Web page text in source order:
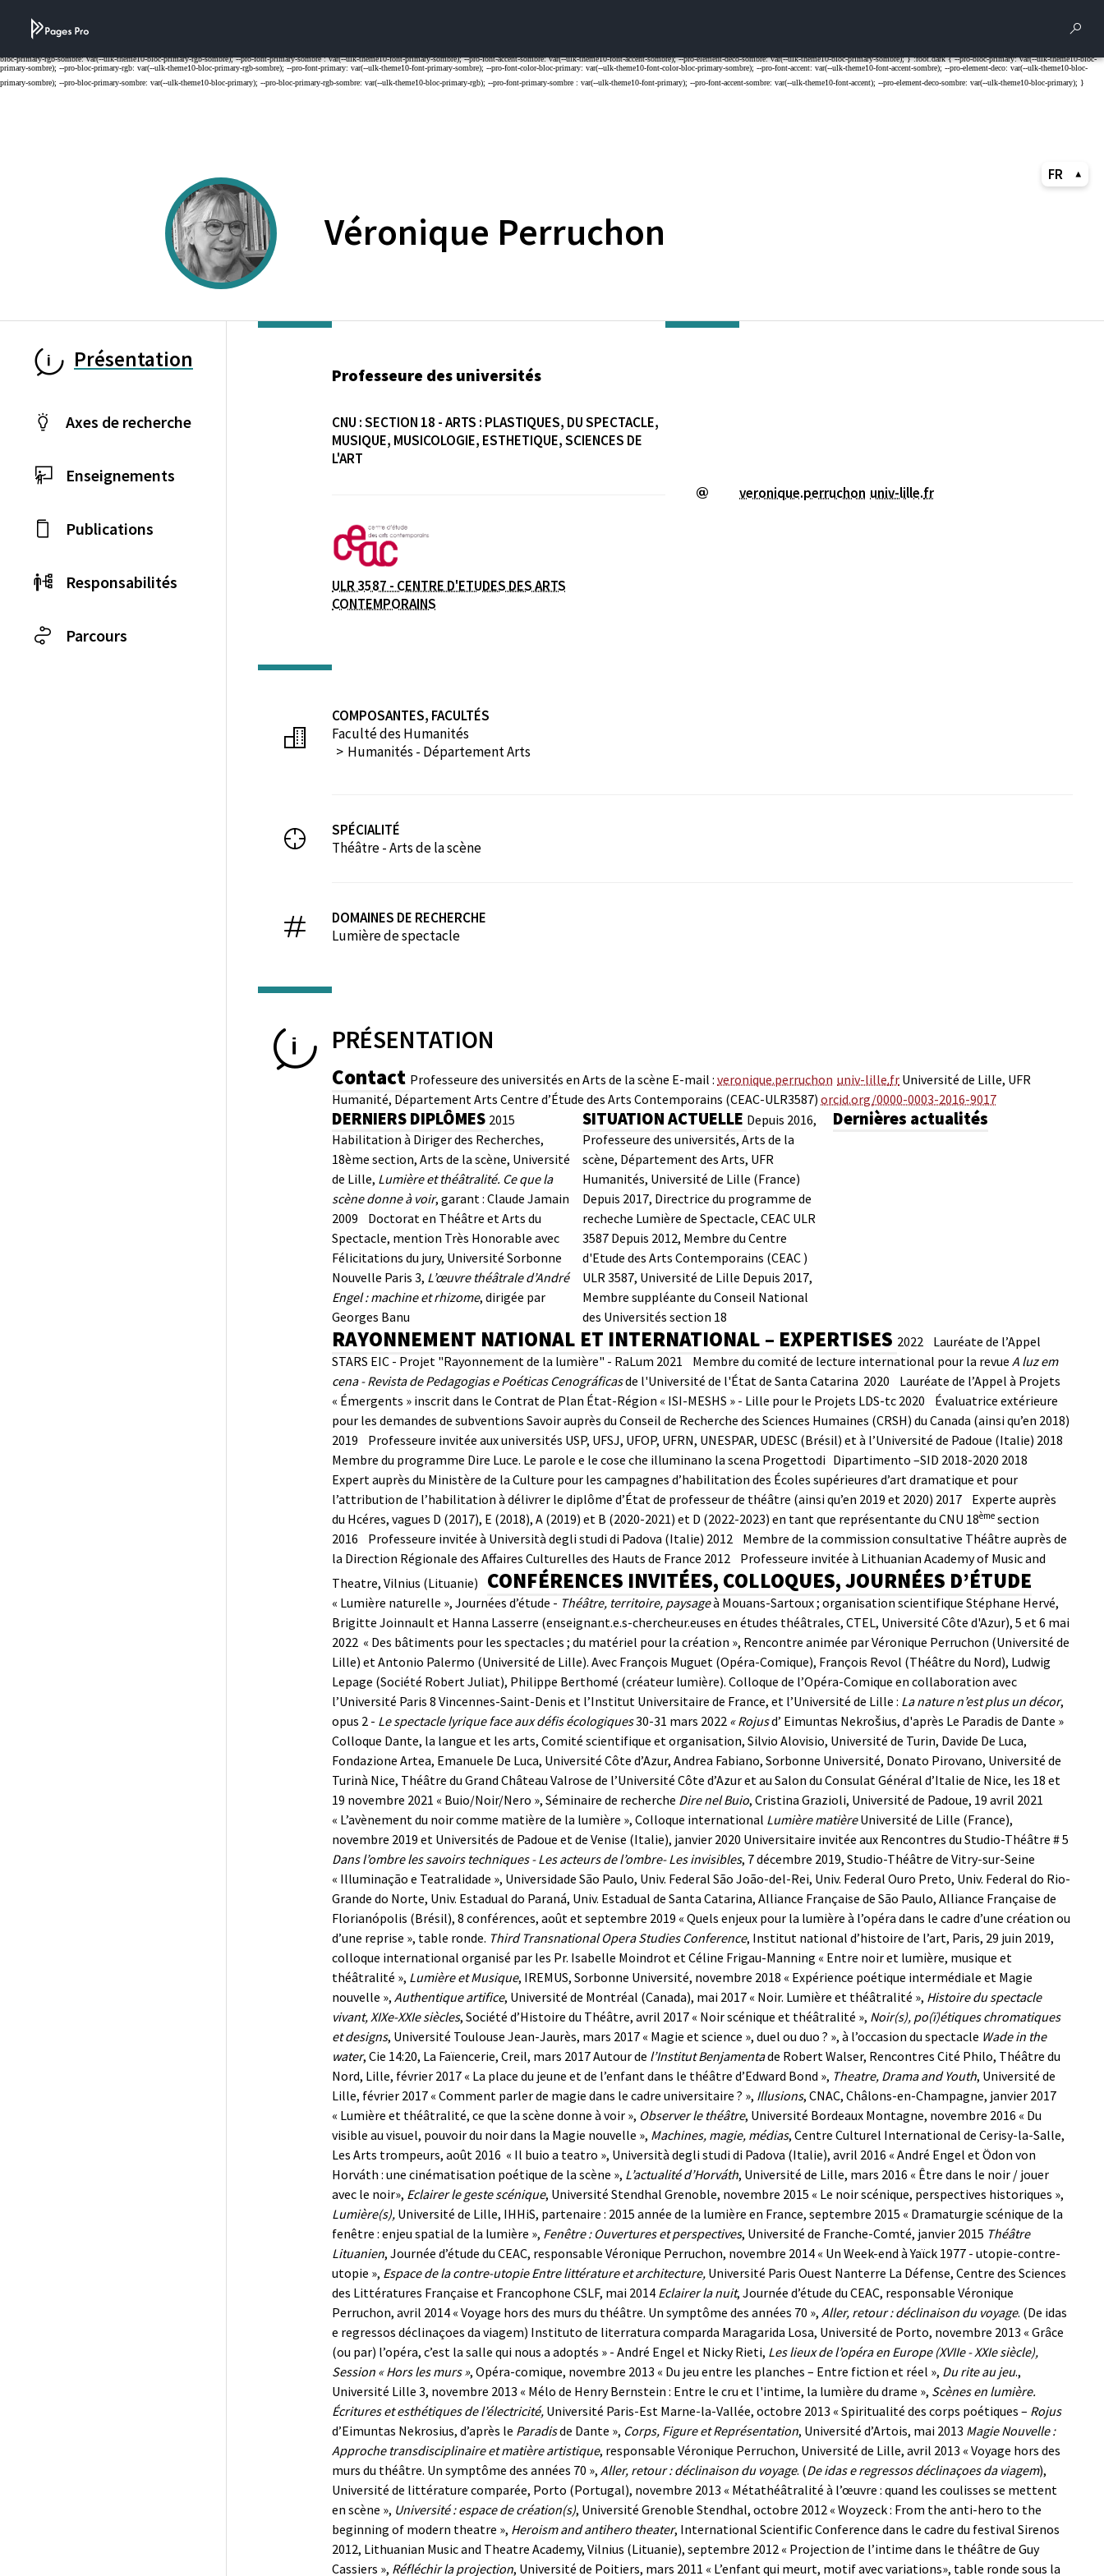
Véronique Perruchon
Professeure des universités
CNU :SECTION 18 - ARTS : PLASTIQUES, DU SPECTACLE,
MUSIQUE, MUSICOLOGIE, ESTHETIQUE, SCIENCES DE
L'ART
ULR 3587 - CENTRE D'ETUDES DES ARTS
CONTEMPORAINS
veronique.perruchon univ-lille.fr
COMPOSANTES, FACULTÉS
Faculté des Humanités
Humanités - Département Arts
SPÉCIALITÉ
Théâtre - Arts de la scène
DOMAINES DE RECHERCHE
Lumière de spectacle
FR
Présentation
Axes de recherche
Enseignements
Publications
Responsabilités
Parcours
PRÉSENTATION
Contact Professeure des universités en Arts de la scène E-mail : veronique.perruchon univ-lille.fr Université de Lille, UFR
Humanité, Département Arts Centre d’Étude des Arts Contemporains (CEAC-ULR3587) orcid.org/0000-0003-2016-9017
DERNIERS DIPLÔMES 2015
Habilitation à Diriger des Recherches,
18ème section, Arts de la scène, Université
de Lille, Lumière et théâtralité. Ce que la
scène donne à voir, garant : Claude Jamain
2009 Doctorat en Théâtre et Arts du
Spectacle, mention Très Honorable avec
Félicitations du jury, Université Sorbonne
Nouvelle Paris 3, L’œuvre théâtrale d’André
Engel : machine et rhizome, dirigée par
Georges Banu
SITUATION ACTUELLE Depuis 2016,
Professeure des universités, Arts de la
scène, Département des Arts, UFR
Humanités, Université de Lille (France)
Depuis 2017, Directrice du programme de
recheche Lumière de Spectacle, CEAC ULR
3587 Depuis 2012, Membre du Centre
d'Etude des Arts Contemporains (CEAC )
ULR 3587, Université de Lille Depuis 2017,
Membre suppléante du Conseil National
des Universités section 18
Dernières actualités
RAYONNEMENT NATIONAL ET INTERNATIONAL – EXPERTISES 2022 Lauréate de l’Appel
STARS EIC - Projet "Rayonnement de la lumière" - RaLum 2021 Membre du comité de lecture international pour la revue A luz em
cena - Revista de Pedagogias e Poéticas Cenográficasde l'Université de l'État de Santa Catarina 2020 Lauréate de l’Appel à Projets
« Émergents » inscrit dans le Contrat de Plan État-Région « ISI-MESHS » - Lille pour le Projets LDS-tc 2020 Évaluatrice extérieure
pour les demandes de subventions Savoir auprès du Conseil de Recherche des Sciences Humaines (CRSH) du Canada (ainsi qu’en 2018)
2019 Professeure invitée aux universités USP, UFSJ, UFOP, UFRN, UNESPAR, UDESC (Brésil) et à l’Université de Padoue (Italie) 2018
Membre du programme Dire Luce. Le parole e le cose che illuminano la scena Progettodi Dipartimento –SID 2018-2020 2018
Expert auprès du Ministère de la Culture pour les campagnes d’habilitation des Écoles supérieures d’art dramatique et pour
l’attribution de l’habilitation à délivrer le diplôme d’État de professeur de théâtre (ainsi qu’en 2019 et 2020) 2017 Experte auprès
du Hcéres, vagues D (2017), E (2018), A (2019) et B (2020-2021) et D (2022-2023) en tant que représentante du CNU 18ème section
2016 Professeure invitée à Università degli studi di Padova (Italie) 2012 Membre de la commission consultative Théâtre auprès de
la Direction Régionale des Affaires Culturelles des Hauts de France 2012 Professeure invitée à Lithuanian Academy of Music and
Theatre, Vilnius (Lituanie)
CONFÉRENCES INVITÉES, COLLOQUES, JOURNÉES D’ÉTUDE
« Lumière naturelle », Journées d’étude - Théatre, territoire, paysageà Mouans-Sartoux ; organisation scientifique Stéphane Hervé,
Brigitte Joinnault et Hanna Lasserre (enseignant.e.s-chercheur.euses en études théâtrales, CTEL, Université Côte d'Azur), 5 et 6 mai
2022 « Des bâtiments pour les spectacles ; du matériel pour la création », Rencontre animée par Véronique Perruchon (Université de
Lille) et Antonio Palermo (Université de Lille). Avec François Muguet (Opéra-Comique), François Revol (Théâtre du Nord), Ludwig
Lepage (Société Robert Juliat), Philippe Berthomé (créateur lumière). Colloque de l’Opéra-Comique en collaboration avec
l’Université Paris 8 Vincennes-Saint-Denis et l’Institut Universitaire de France, et l’Université de Lille : La nature n’est plus un décor,
opus 2 - Le spectacle lyrique face aux défis écologiques30-31 mars 2022 « Rojusd’ Eimuntas Nekrošius, d'après Le Paradis de Dante »
Colloque Dante, la langue et les arts, Comité scientifique et organisation, Silvio Alovisio, Université de Turin, Davide De Luca,
Fondazione Artea, Emanuele De Luca, Université Côte d’Azur, Andrea Fabiano, Sorbonne Université, Donato Pirovano, Université de
Turinà Nice, Théâtre du Grand Château Valrose de l’Université Côte d’Azur et au Salon du Consulat Général d’Italie de Nice, les 18 et
19 novembre 2021 « Buio/Noir/Nero », Séminaire de recherche Dire nel Buio, Cristina Grazioli, Université de Padoue, 19 avril 2021
« L’avènement du noir comme matière de la lumière », Colloque international Lumière matièreUniversité de Lille (France),
novembre 2019 et Universités de Padoue et de Venise (Italie), janvier 2020 Universitaire invitée aux Rencontres du Studio-Théâtre # 5
Dans l’ombre les savoirs techniques - Les acteurs de l’ombre- Les invisibles, 7 décembre 2019, Studio-Théâtre de Vitry-sur-Seine
« Illuminação e Teatralidade », Universidade São Paulo, Univ. Federal São João-del-Rei, Univ. Federal Ouro Preto, Univ. Federal do Rio-
Grande do Norte, Univ. Estadual do Paraná, Univ. Estadual de Santa Catarina, Alliance Française de São Paulo, Alliance Française de
Florianópolis (Brésil), 8 conférences, août et septembre 2019 « Quels enjeux pour la lumière à l’opéra dans le cadre d’une création ou
d’une reprise », table ronde. Third Transnational Opera Studies Conference, Institut national d’histoire de l’art, Paris, 29 juin 2019,
colloque international organisé par les Pr. Isabelle Moindrot et Céline Frigau-Manning « Entre noir et lumière, musique et
théâtralité », Lumière et Musique, IREMUS, Sorbonne Université, novembre 2018 « Expérience poétique intermédiale et Magie
nouvelle », Authentique artifice, Université de Montréal (Canada), mai 2017 « Noir. Lumière et théâtralité », Histoire du spectacle
vivant, XIXe-XXIe siècles, Société d’Histoire du Théâtre, avril 2017 « Noir scénique et théâtralité », Noir(s), po(ï)étiques chromatiques
et designs, Université Toulouse Jean-Jaurès, mars 2017 « Magie et science », duel ou duo ? », à l’occasion du spectacle Wade in the
water, Cie 14:20, La Faïencerie, Creil, mars 2017Autour de l’Institut Benjamentade Robert Walser, Rencontres Cité Philo, Théâtre du
Nord, Lille, février 2017 « La place du jeune et de l’enfant dans le théâtre d’Edward Bond », Theatre, Drama and Youth, Université de
Lille, février 2017 « Comment parler de magie dans le cadre universitaire ? », Illusions, CNAC, Châlons-en-Champagne, janvier 2017
« Lumière et théâtralité, ce que la scène donne à voir », Observer le théâtre, Université Bordeaux Montagne, novembre 2016 « Du
visible au visuel, pouvoir du noir dans la Magie nouvelle », Machines, magie, médias, Centre Culturel International de Cerisy-la-Salle,
Les Arts trompeurs, août 2016 « Il buio a teatro », Università degli studi di Padova (Italie), avril 2016 « André Engel et Ödon von
Horváth : une cinématisation poétique de la scène », L’actualité d’Horváth, Université de Lille, mars 2016 « Être dans le noir / jouer
avec le noir», Eclairer le geste scénique, Université Stendhal Grenoble, novembre 2015 « Le noir scénique, perspectives historiques »,
Lumière(s), Université de Lille, IHHiS, partenaire : 2015 année de la lumière en France, septembre 2015 « Dramaturgie scénique de la
fenêtre : enjeu spatial de la lumière », Fenêtre : Ouvertures et perspectives, Université de Franche-Comté, janvier 2015 Théâtre
Lituanien, Journée d’étude du CEAC, responsable Véronique Perruchon, novembre 2014 « Un Week-end à Yaïck 1977 - utopie-contre-
utopie », Espace de la contre-utopie Entre littérature et architecture, Université Paris Ouest Nanterre La Défense, Centre des Sciences
des Littératures Française et Francophone CSLF, mai 2014 Eclairer la nuit, Journée d’étude du CEAC, responsable Véronique
Perruchon, avril 2014 « Voyage hors des murs du théâtre. Un symptôme des années 70 », Aller, retour : déclinaison du voyage. (De idas
e regressos déclinaçoes da viagem) Instituto de literratura comparda Maragarida Losa, Université de Porto, novembre 2013 « Grâce
(ou par) l’opéra, c’est la salle qui nous a adoptés » - André Engel et Nicky Rieti, Les lieux de l’opéra en Europe (XVIIe - XXIe siècle),
Session « Hors les murs », Opéra-comique, novembre 2013 « Du jeu entre les planches – Entre fiction et réel », Du rite au jeu.,
Université Lille 3, novembre 2013 « Mélo de Henry Bernstein : Entre le cru et l'intime, la lumière du drame », Scènes en lumière.
Écritures et esthétiques de l’électricité, Université Paris-Est Marne-la-Vallée, octobre 2013 « Spiritualité des corps poétiques – Rojus
d’Eimuntas Nekrosius, d’après le Paradisde Dante », Corps, Figure et Représentation, Université d’Artois, mai 2013 Magie Nouvelle :
Approche transdisciplinaire et matière artistique, responsable Véronique Perruchon, Université de Lille, avril 2013 « Voyage hors des
murs du théâtre. Un symptôme des années 70 », Aller, retour : déclinaison du voyage. (De idas e regressos déclinaçoes da viagem),
Université de littérature comparée, Porto (Portugal), novembre 2013 « Métathéâtralité à l’œuvre : quand les coulisses se mettent
en scène », Université : espace de création(s), Université Grenoble Stendhal, octobre 2012 « Woyzeck : From the anti-hero to the
beginning of modern theatre », Heroism and antihero theater, International Scientific Conference dans le cadre du festival Sirenos
2012, Lithuanian Music and Theatre Academy, Vilnius (Lituanie), septembre 2012 « Projection de l’intime dans le théâtre de Guy
Cassiers », Réfléchir la projection, Université de Poitiers, mars 2011 « L’enfant qui meurt, motif avec variations», table ronde sous la